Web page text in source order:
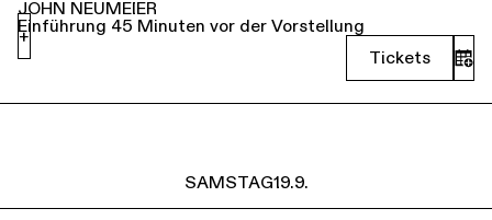
JOHN NEUMEIER
Einführung 45 Minuten vor der Vorstellung
Tickets
+
SAMSTAG19.9.